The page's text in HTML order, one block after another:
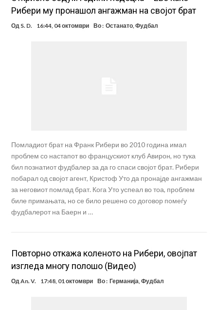
Рибери му пронашол ангажман на својот брат
Од S. D. 16:44, 04 октомври Во : Останато, Фудбал
Помладиот брат на Франк Рибери во 2010 година имал
проблем со настапот во францускиот клуб Авирон, но тука
бил познатиот фудбалер за да го спаси својот брат. Рибери
побарал од својот агент, Кристоф Уто да пронајде ангажман
за неговиот помлад брат. Кога Уто успеал во тоа, проблем
биле примањата, но се било решено со договор помеѓу
фудбалерот на Баерн и …
Повторно откажа коленото на Рибери, овојпат
изгледа многу полошо (Видео)
ОдAn. V. 17:48, 01 октомври Во : Германија,Фудбал